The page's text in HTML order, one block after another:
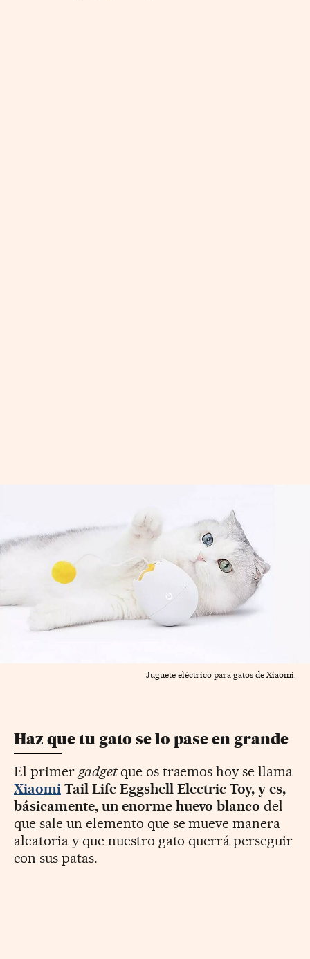
Juguete eléctrico para gatos de Xiaomi.
Haz que tu gato se lo pase en grande
El primer gadgetque os traemos hoy se llama
XiaomiTail Life Eggshell Electric Toy, y es,
básicamente, un enorme huevo blanco del
que sale un elemento que se mueve manera
aleatoria y que nuestro gato querrá perseguir
con sus patas.